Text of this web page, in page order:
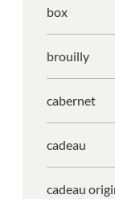
box
brouilly
cabernet
cadeau
cadeau